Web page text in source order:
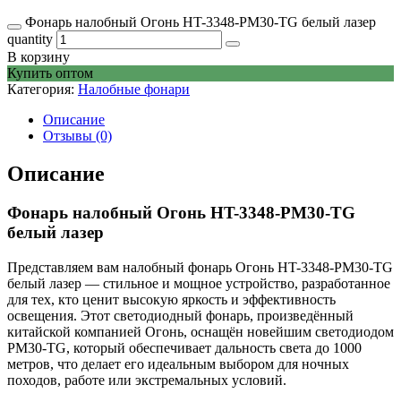
Фонарь налобный Огонь HT-3348-PM30-TG белый лазер
quantity
В корзину
Купить оптом
Категория: Налобные фонари
Описание
Отзывы (0)
Описание
Фонарь налобный Огонь HT-3348-PM30-TG
белый лазер
Представляем вам налобный фонарь Огонь HT-3348-PM30-TG
белый лазер — стильное и мощное устройство, разработанное
для тех, кто ценит высокую яркость и эффективность
освещения. Этот светодиодный фонарь, произведённый
китайской компанией Огонь, оснащён новейшим светодиодом
PM30-TG, который обеспечивает дальность света до 1000
метров, что делает его идеальным выбором для ночных
походов, работе или экстремальных условий.